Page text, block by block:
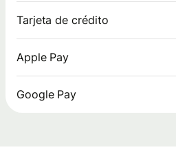
Tarjeta de crédito
Apple Pay
Google Pay